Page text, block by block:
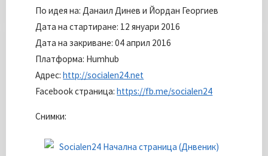
По идея на: Данаил Динев и Йордан Георгиев
Дата на стартиране: 12 януари 2016
Дата на закриване: 04 април 2016
Платформа: Humhub
Адрес: http://socialen24.net
Facebook страница: https://fb.me/socialen24
Снимки: